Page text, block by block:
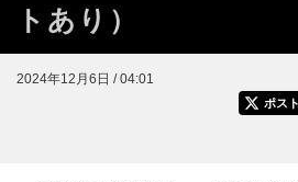
トあり）
2024年12月6日 / 04:01
ポスト